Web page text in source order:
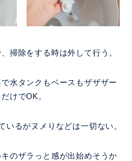
掃除をする時は外して行う。
水タンクもベースもザザザー
けでOK。
いるがヌメりなどは一切ない。
のザラっと感が出始めそうか